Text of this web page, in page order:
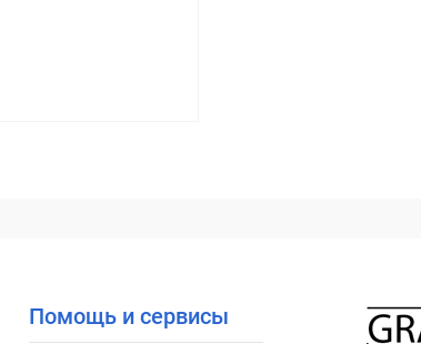
Помощь и сервисы